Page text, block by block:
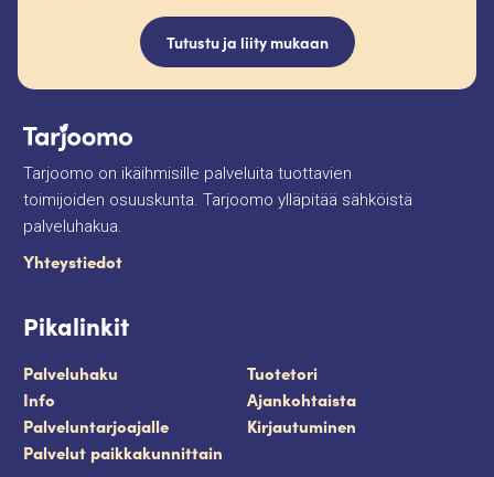
Tutustu ja liity mukaan
Tarjoomo on ikäihmisille palveluita tuottavien
toimijoiden osuuskunta. Tarjoomo ylläpitää sähköistä
palveluhakua.
Yhteystiedot
Pikalinkit
Palveluhaku
Tuotetori
Info
Ajankohtaista
Palveluntarjoajalle
Kirjautuminen
Palvelut paikkakunnittain